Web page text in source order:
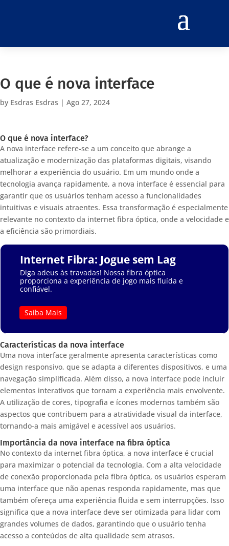
O que é nova interface
by Esdras Esdras | Ago 27, 2024
O que é nova interface?
A nova interface refere-se a um conceito que abrange a
atualização e modernização das plataformas digitais, visando
melhorar a experiência do usuário. Em um mundo onde a
tecnologia avança rapidamente, a nova interface é essencial para
garantir que os usuários tenham acesso a funcionalidades
intuitivas e visuais atraentes. Essa transformação é especialmente
relevante no contexto da internet fibra óptica, onde a velocidade e
a eficiência são primordiais.
Internet Fibra: Jogue sem Lag
Diga adeus às travadas! Nossa fibra óptica
proporciona a experiência de jogo mais fluída e
confiável.
Saiba Mais
Características da nova interface
Uma nova interface geralmente apresenta características como
design responsivo, que se adapta a diferentes dispositivos, e uma
navegação simplificada. Além disso, a nova interface pode incluir
elementos interativos que tornam a experiência mais envolvente.
A utilização de cores, tipografia e ícones modernos também são
aspectos que contribuem para a atratividade visual da interface,
tornando-a mais amigável e acessível aos usuários.
Importância da nova interface na fibra óptica
No contexto da internet fibra óptica, a nova interface é crucial
para maximizar o potencial da tecnologia. Com a alta velocidade
de conexão proporcionada pela fibra óptica, os usuários esperam
uma interface que não apenas responda rapidamente, mas que
também ofereça uma experiência fluida e sem interrupções. Isso
significa que a nova interface deve ser otimizada para lidar com
grandes volumes de dados, garantindo que o usuário tenha
acesso a conteúdos de alta qualidade sem atrasos.